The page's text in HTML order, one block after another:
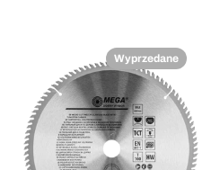
Wyprzedane